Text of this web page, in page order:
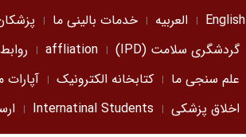
English العربیه خدمات بالینی ما
گردشگری سلامت (IPD)
affliation
علم سنجی ما
کتابخانه الکترونیک آپارات
اخلاق پزشکی
Internatinal Students